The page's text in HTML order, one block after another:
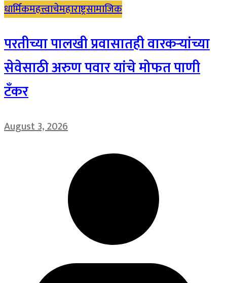
धार्मिकमहत्त्वाचेमहाराष्ट्रसामाजिक
परतीच्या पालखी प्रवासातही वारकऱ्यांच्या
सेवेसाठी अरुण पवार यांचे मोफत पाणी
टँकर
August 3, 2026